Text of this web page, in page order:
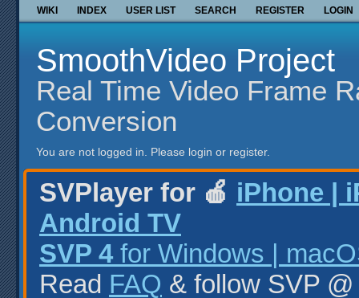
WIKI INDEX USER LIST SEARCH REGISTER LOGIN
SmoothVideo Project
Real Time Video Frame
Conversion
You are not logged in. Please login or register.
SVPlayer for 🍎 iPhone |
Android TV
SVP 4 for Windows |
Read FAQ & follow SVP